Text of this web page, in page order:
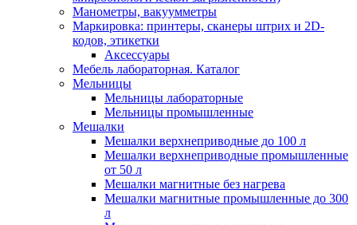
Манометры, вакуумметры
Маркировка: принтеры, сканеры штрих и 2D-
кодов, этикетки
Аксессуары
Мебель лабораторная. Каталог
Мельницы
Мельницы лабораторные
Мельницы промышленные
Мешалки
Мешалки верхнеприводные до 100 л
Мешалки верхнеприводные промышленные
от 50 л
Мешалки магнитные без нагрева
Мешалки магнитные промышленные до 300
л